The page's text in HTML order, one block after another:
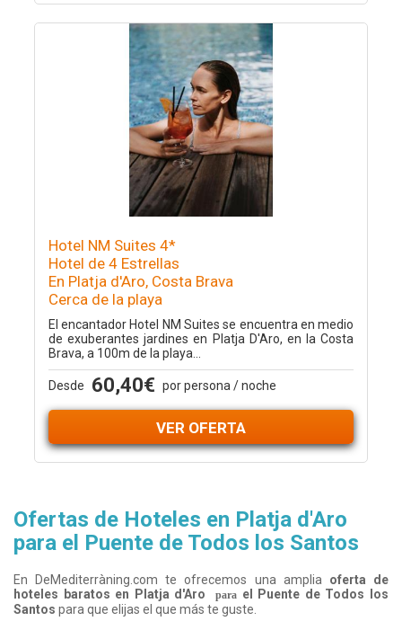
Hotel NM Suites 4*
Hotel de 4 Estrellas
En Platja d'Aro, Costa Brava
Cerca de la playa
El encantador Hotel NM Suites se encuentra en medio
de exuberantes jardines en Platja D'Aro, en la Costa
Brava, a 100m de la playa...
Desde 60,40€ por persona / noche
VER OFERTA
Ofertas de Hoteles en Platja d'Aro
para el Puente de Todos los Santos
En DeMediterràning.com te ofrecemos una amplia oferta de
hoteles baratos en Platja d'Aropara el Puente de Todos los
Santos para que elijas el que más te guste.